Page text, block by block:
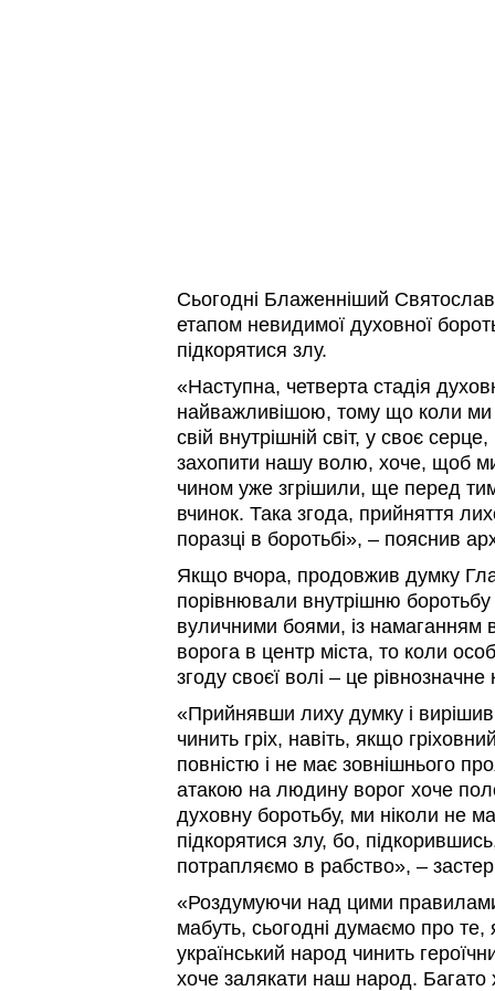
Сьогодні Блаженніший
етапом невидимої духовної
підкорятися злу.
«Наступна, четверта стадія
найважливішою, тому що коли ми
свій внутрішній світ, у своє
захопити нашу волю, хоче, щоб ми
чином уже згрішили, ще перед
вчинок. Така згода, прийняття
поразці в боротьбі», – пояснив
Якщо вчора, продовжив думку
порівнювали внутрішню
вуличними боями, із намаганням
ворога в центр міста, то коли
згоду своєї волі – це рівнозначне
«Прийнявши лиху думку і
чинить гріх, навіть, якщо
повністю і не має зовнішнього
атакою на людину ворог хоче
духовну боротьбу, ми ніколи не
підкорятися злу, бо,
потрапляємо в рабство», –
«Роздумуючи над цими
мабуть, сьогодні думаємо про те,
український народ чинить
хоче залякати наш народ. Багато